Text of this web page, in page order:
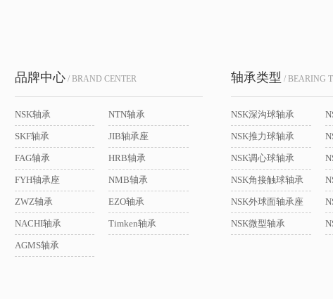
品牌中心/ BRAND CENTER
NSK轴承 NTN轴承
SKF轴承 JIB轴承座
FAG轴承 HRB轴承
FYH轴承座 NMB轴承
ZWZ轴承 EZO轴承
NACHI轴承 Timken轴承
AGMS轴承
轴承类型 / BEARING
NSK深沟球轴承
NSK推力球轴承
NSK调心球轴承
NSK角接触球轴承
NSK外球面轴承座
NSK微型轴承